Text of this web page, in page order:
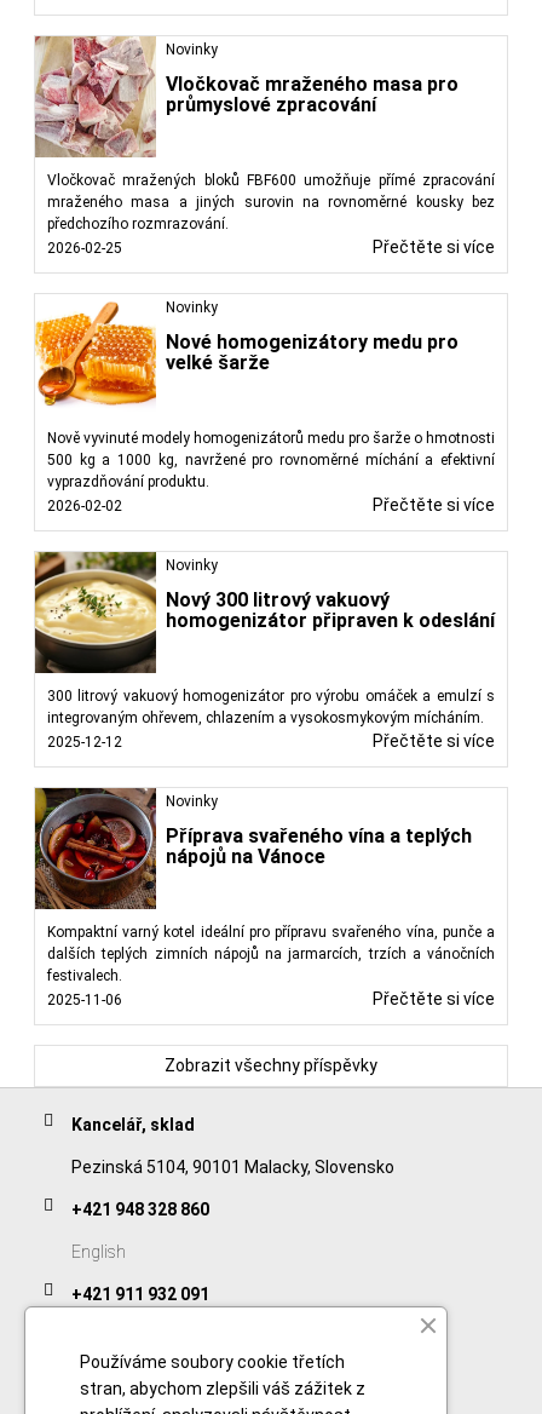
Novinky
Vločkovač mraženého masa pro
průmyslové zpracování
Vločkovač mražených bloků FBF600 umožňuje přímé zpracování
mraženého masa a jiných surovin na rovnoměrné kousky bez
předchozího rozmrazování.
2026-02-25
Přečtěte si více
Novinky
Nové homogenizátory medu pro
velké šarže
Nově vyvinuté modely homogenizátorů medu pro šarže o hmotnosti
500 kg a 1000 kg, navržené pro rovnoměrné míchání a efektivní
vyprazdňování produktu.
2026-02-02
Přečtěte si více
Novinky
Nový 300 litrový vakuový
homogenizátor připraven k odeslání
300 litrový vakuový homogenizátor pro výrobu omáček a emulzí s
integrovaným ohřevem, chlazením a vysokosmykovým mícháním.
2025-12-12
Přečtěte si více
Novinky
Příprava svařeného vína a teplých
nápojů na Vánoce
Kompaktní varný kotel ideální pro přípravu svařeného vína, punče a
dalších teplých zimních nápojů na jarmarcích, trzích a vánočních
festivalech.
2025-11-06
Přečtěte si více
Zobrazit všechny příspěvky
Kancelář, sklad
Pezinská 5104, 90101 Malacky, Slovensko
+421 948 328 860
English
+421 911 932 091
Používáme soubory cookie třetích
stran, abychom zlepšili váš zážitek z